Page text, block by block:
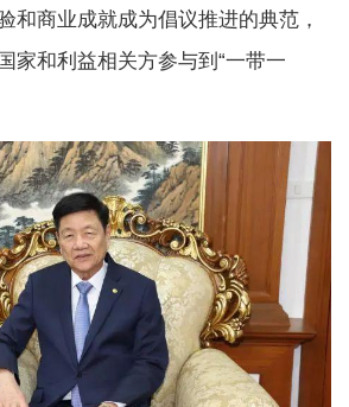
和商业成就成为倡议推进的典范，
家和利益相关方参与到“一带一